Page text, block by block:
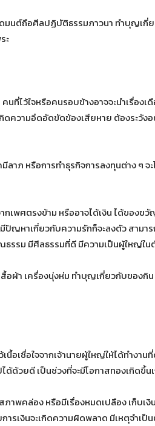
มนต์ถือศีลปฏิบัติธรรมภาวนา ทำบุญเกี่ย
ะ
ที่ไว้ใจหรือคนรอบข้างอาจจะนำเรื่องเ
ดความอึดอัดขัดข้องเสียหาย ต้องระวัง
ลาภ หรือการทำธุรกิจการลงทุนต่าง ๆ จ
เพศตรงข้าม หรืออาจได้เงิน ได้ของข
ญหาเกี่ยวกับความรักก็จะลงตัว สามา
รรม มีศีลธรรมที่ดี มีความเป็นผู้ใหญ่ใน
อผ้า เครื่องนุ่งห่ม ทำบุญเกี่ยวกับของกิน
นื้อเชื่อใจจากเจ้านายผู้ใหญ่ให้ได้ทำงา
ด้ด้วยดี เป็นช่วงที่จะมีโอกาสทองเกิดขึ้
าพคล่อง หรือมีเรื่องหมดเปลือง เก็บเงิ
ารเงินจะเกิดความผิดพลาด มีเหตุจำเป็